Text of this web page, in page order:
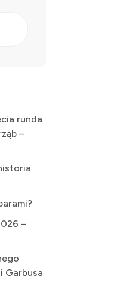
runda
–
–
Garbusa